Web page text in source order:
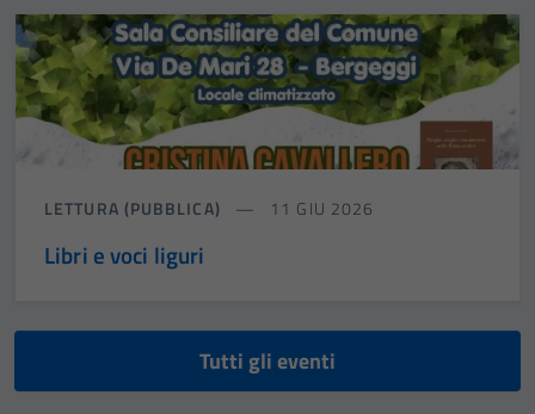
LETTURA (PUBBLICA) 11 GIU 2026
Libri e voci liguri
Tutti gli eventi